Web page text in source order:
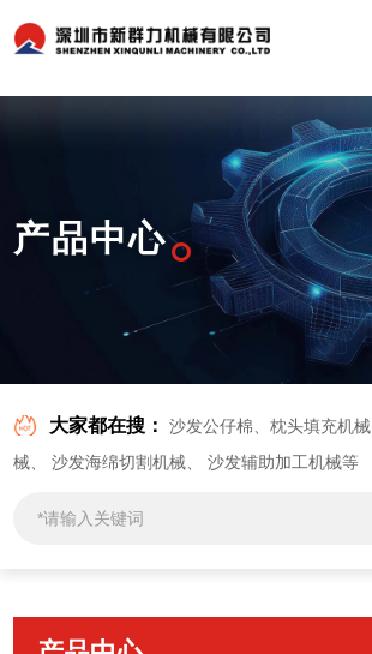
产品中心
大家都在搜： 沙发公仔棉、枕头填充机械
械 、沙发海绵切割机械 、沙发辅助加工机械等